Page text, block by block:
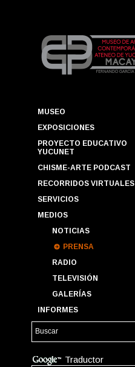
MUSEO
EXPOSICIONES
PROYECTO EDUCATIVO
YUCUNET
CHISME-ARTE PODCAST
RECORRIDOS VIRTUALES
SERVICIOS
MEDIOS
NOTICIAS
PRENSA
RADIO
TELEVISIÓN
GALERÍAS
INFORMES
Traductor